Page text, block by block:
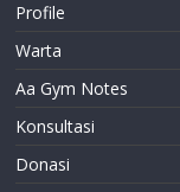
Profile
Warta
Aa Gym Notes
Konsultasi
Donasi